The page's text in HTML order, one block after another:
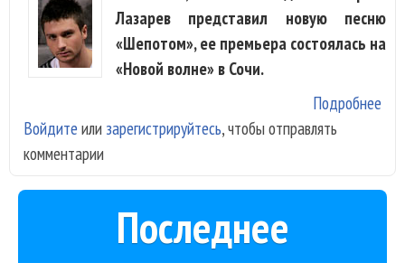
Лазарев представил новую песню
«Шепотом», ее премьера состоялась на
«Новой волне» в Сочи.
Подробнее
Войдите или зарегистрируйтесь, чтобы отправлять
комментарии
Последнее